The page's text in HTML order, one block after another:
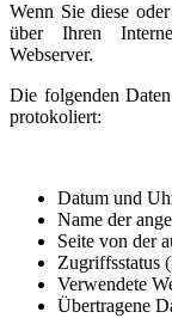
Wenn Sie diese
über Ihren
Webserver.
Die folgenden
protokoliert:
Datum und
Name der
Seite von der
Zugriffsstatus
Verwendete
Übertragene